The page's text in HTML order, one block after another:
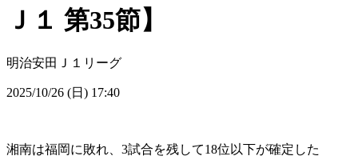
Ｊ１ 第35節】
明治安田Ｊ１リーグ
2025/10/26 (日) 17:40
湘南は福岡に敗れ、3試合を残して18位以下が確定した